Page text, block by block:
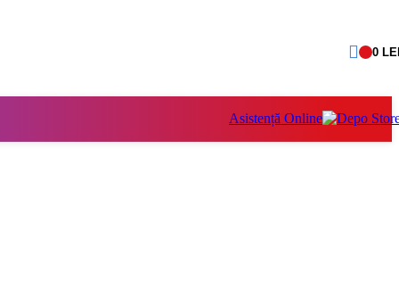
0
Asistență Online